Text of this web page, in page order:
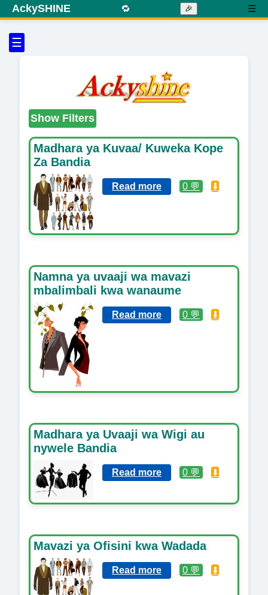
☰
AckySHINE 🔁 🎉 ☰
Show Filters
Madhara ya Kuvaa/ Kuweka Kope
Za Bandia
Read more 0 💬 ⬇️
Namna ya uvaaji wa mavazi
mbalimbali kwa wanaume
Read more 0 💬 ⬇️
Madhara ya Uvaaji wa Wigi au
nywele Bandia
Read more 0 💬 ⬇️
Mavazi ya Ofisini kwa Wadada
Read more 0 💬 ⬇️